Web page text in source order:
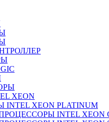
XEON
XEON PLATINUM
INTEL XEON